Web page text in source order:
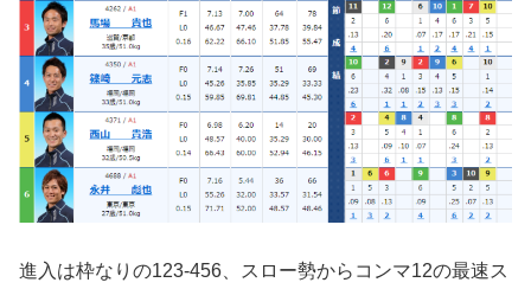
進入は枠なりの123-456、スロー勢からコンマ12の最速ス